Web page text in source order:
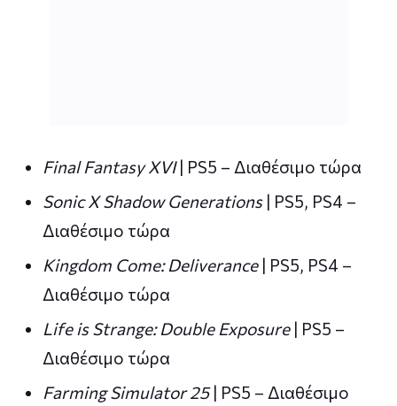
Final Fantasy XVI| PS5 – Διαθέσιμο τώρα
Sonic X Shadow Generations| PS5, PS4 –
Διαθέσιμο τώρα
Kingdom Come: Deliverance| PS5, PS4 –
Διαθέσιμο τώρα
Life is Strange: Double Exposure| PS5 –
Διαθέσιμο τώρα
Farming Simulator 25| PS5 – Διαθέσιμο